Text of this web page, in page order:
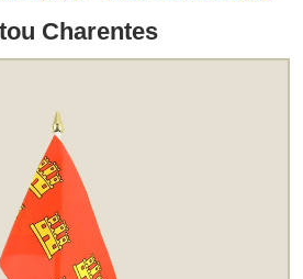
Charentes